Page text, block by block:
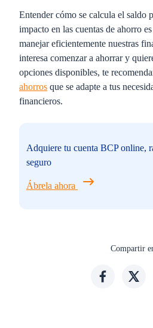
Entender cómo se calcula el saldo
impacto en las cuentas de ahorro
manejar eficientemente nuestras
interesa comenzar a ahorrar y
opciones disponibles, te
ahorros que se adapte a tus
financieros.
Adquiere tu cuenta BCP online,
seguro
Ábrela ahora
Compartir